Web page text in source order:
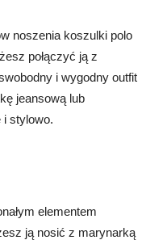
noszenia koszulki polo
połączyć ją z
i wygodny outfit
jeansową lub
i stylowo.
elementem
ją nosić z marynarką